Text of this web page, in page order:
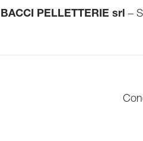
BACCI PELLETTERIE srl –